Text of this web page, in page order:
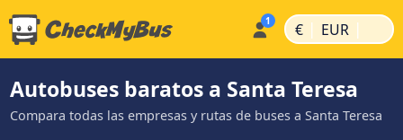
€ | EUR |
Autobuses baratos a Santa Teresa
Compara todas las empresas y rutas de buses a Santa Teresa